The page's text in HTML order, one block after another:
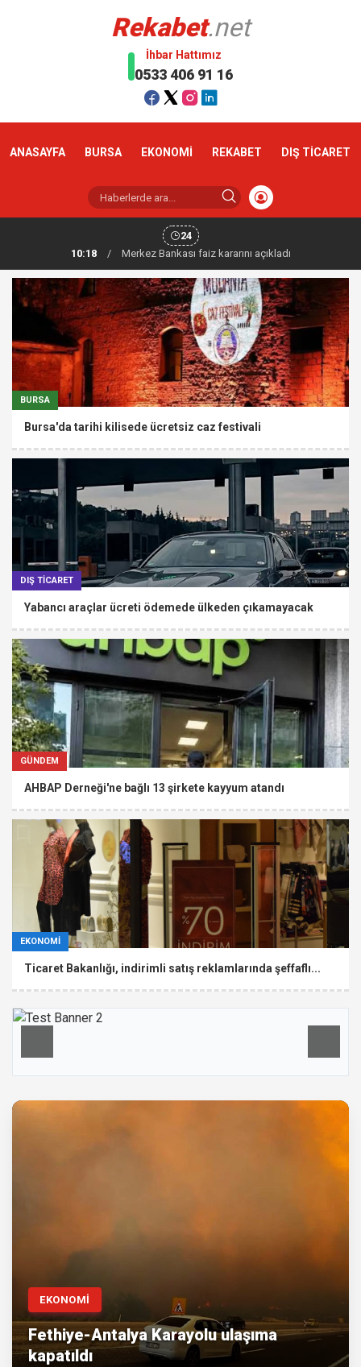
Rekabet.net
İhbar Hattımız
0533 406 91 16
ANASAYFA BURSA EKONOMİ REKABET DIŞ TİCARET
24
10:18
/ Altın haftaya yükselişle başladı
BURSA
Bursa'da tarihi kilisede ücretsiz caz festivali
DIŞ TİCARET
Yabancı araçlar ücreti ödemede ülkeden çıkamayacak
GÜNDEM
AHBAP Derneği'ne bağlı 13 şirkete kayyum atandı
EKONOMİ
Ticaret Bakanlığı, indirimli satış reklamlarında şeffaflı...
EKONOMİ
Fethiye-Antalya Karayolu ulaşıma
kapatıldı